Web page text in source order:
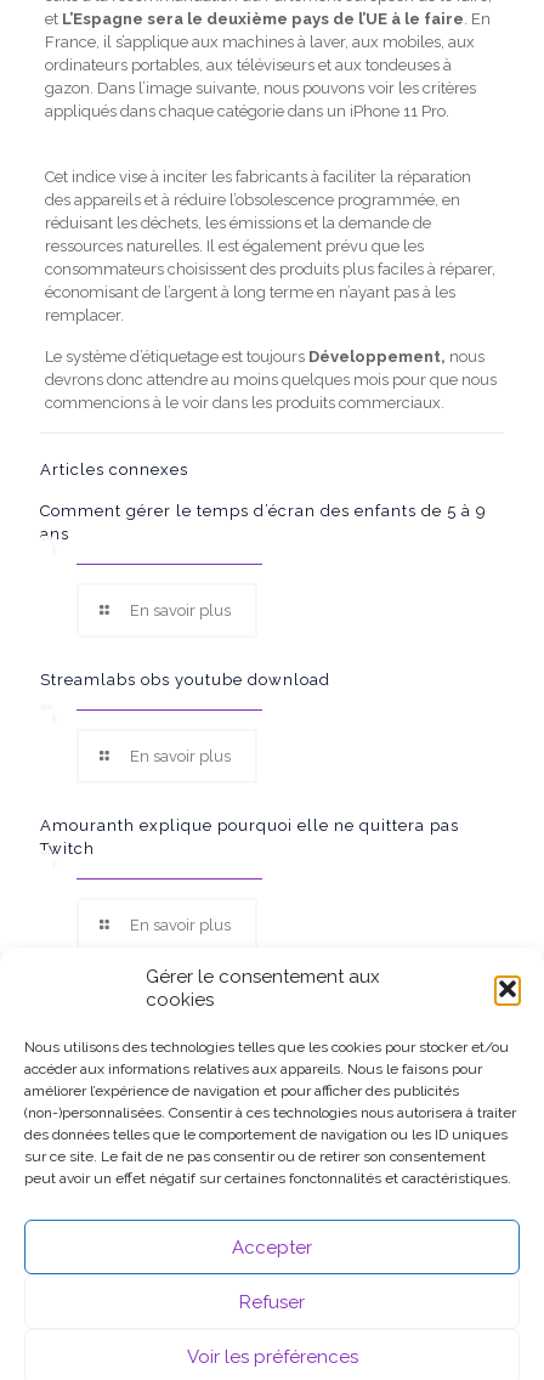
Gérer le consentement aux
cookies
Nous utilisons des technologies telles que les cookies pour stocker et/ou
accéder aux informations relatives aux appareils. Nous le faisons pour
améliorer l’expérience de navigation et pour afficher des publicités
(non-)personnalisées. Consentir à ces technologies nous autorisera à traiter
des données telles que le comportement de navigation ou les ID uniques
sur ce site. Le fait de ne pas consentir ou de retirer son consentement
peut avoir un effet négatif sur certaines fonctonnalités et caractéristiques.
Accepter
Refuser
Voir les préférences
et L’Espagne sera le deuxième pays de l’UE à le faire. En
France, il s’applique aux machines à laver, aux mobiles, aux
ordinateurs portables, aux téléviseurs et aux tondeuses à
gazon. Dans l’image suivante, nous pouvons voir les critères
appliqués dans chaque catégorie dans un iPhone 11 Pro.
Cet indice vise à inciter les fabricants à faciliter la réparation
des appareils et à réduire l’obsolescence programmée, en
réduisant les déchets, les émissions et la demande de
ressources naturelles. Il est également prévu que les
consommateurs choisissent des produits plus faciles à réparer,
économisant de l’argent à long terme en n’ayant pas à les
remplacer.
Le système d’étiquetage est toujours Développement, nous
devrons donc attendre au moins quelques mois pour que nous
commencions à le voir dans les produits commerciaux.
Articles connexes
Comment gérer le temps d’écran des enfants de 5 à 9
ans
En savoir plus
Streamlabs obs youtube download
En savoir plus
Amouranth explique pourquoi elle ne quittera pas
Twitch
En savoir plus
Ce site participe au Programme Partenaires d’Amazon EU, un
programme d’affiliation conçu pour permettre à des sites de
percevoir une rémunération grâce à la création de liens vers
Amazon.fr.